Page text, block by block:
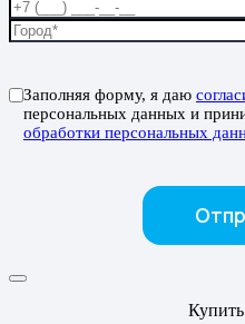
Заполняя форму, я даю
персональных данных и
обработки персональных